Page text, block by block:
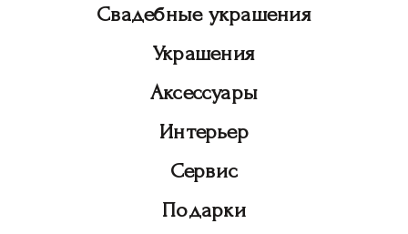
Свадебные украшения
Украшения
Аксессуары
Интерьер
Сервис
Подарки